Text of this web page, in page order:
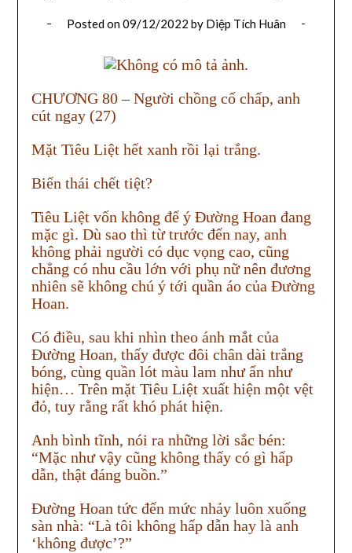
Posted on09/12/2022 by Diệp Tích Huân
CHƯƠNG 80 – Người chồng cố chấp, anh
cút ngay (27)
Mặt Tiêu Liệt hết xanh rồi lại trắng.
Biến thái chết tiệt?
Tiêu Liệt vốn không để ý Đường Hoan đang
mặc gì. Dù sao thì từ trước đến nay, anh
không phải người có dục vọng cao, cũng
chẳng có nhu cầu lớn với phụ nữ nên đương
nhiên sẽ không chú ý tới quần áo của Đường
Hoan.
Có điều, sau khi nhìn theo ánh mắt của
Đường Hoan, thấy được đôi chân dài trắng
bóng, cùng quần lót màu lam như ẩn như
hiện… Trên mặt Tiêu Liệt xuất hiện một vệt
đỏ, tuy rằng rất khó phát hiện.
Anh bình tĩnh, nói ra những lời sắc bén:
“Mặc như vậy cũng không thấy có gì hấp
dẫn, thật đáng buồn.”
Đường Hoan tức đến mức nhảy luôn xuống
sàn nhà: “Là tôi không hấp dẫn hay là anh
‘không được’?”